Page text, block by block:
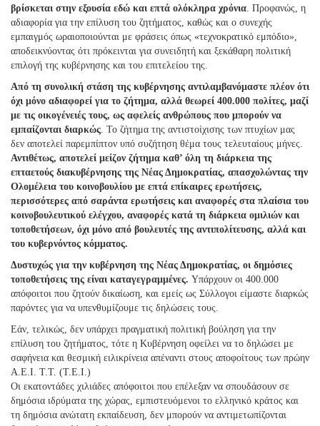
βρίσκεται στην εξουσία εδώ και επτά ολόκληρα χρόνια. Προφανώς, η
αδιαφορία για την επίλυση του ζητήματος, καθώς και ο συνεχής
εμπαιγμός ωραιοποιούνται με φράσεις όπως «τεχνοκρατικό εμπόδιο»,
αποδεικνύοντας ότι πρόκεινται για συνειδητή και ξεκάθαρη πολιτική
επιλογή της κυβέρνησης και του επιτελείου της.
Από τη συνολική στάση της κυβέρνησης αντιλαμβανόμαστε πλέον ότι
όχι μόνο αδιαφορεί για το ζήτημα, αλλά θεωρεί 400.000 πολίτες, μαζί
με τις οικογένειές τους, ως αφελείς ανθρώπους που μπορούν να
εμπαίζονται διαρκώς. Το ζήτημα της αντιστοίχισης των πτυχίων μας
δεν αποτελεί παρεμπίπτον υπό συζήτηση θέμα τους τελευταίους μήνες.
Αντιθέτως, αποτελεί μείζον ζήτημα καθ’ όλη τη διάρκεια της
επταετούς διακυβέρνησης της Νέας Δημοκρατίας, απασχολώντας την
Ολομέλεια του κοινοβουλίου με επτά επίκαιρες ερωτήσεις,
περισσότερες από σαράντα ερωτήσεις και αναφορές στα πλαίσια του
κοινοβουλευτικού ελέγχου, αναφορές κατά τη διάρκεια ομιλιών και
τοποθετήσεων, όχι μόνο από βουλευτές της αντιπολίτευσης, αλλά και
του κυβερνόντος κόμματος.
Δυστυχώς για την κυβέρνηση της Νέας Δημοκρατίας, οι δημόσιες
τοποθετήσεις της είναι καταγεγραμμένες. Υπάρχουν οι 400.000
απόφοιτοι που ζητούν δικαίωση, και εμείς ως Σύλλογοι είμαστε διαρκώς
παρόντες για να υπενθυμίζουμε τις δηλώσεις τους.
Εάν, τελικώς, δεν υπάρχει πραγματική πολιτική βούληση για την
επίλυση του ζητήματος, τότε η Κυβέρνηση οφείλει να το δηλώσει με
σαφήνεια και θεσμική ειλικρίνεια απέναντι στους αποφοίτους των πρώην
Α.Ε.Ι. Τ.Τ. (Τ.Ε.Ι.)
Οι εκατοντάδες χιλιάδες απόφοιτοι που επέλεξαν να σπουδάσουν σε
δημόσια ιδρύματα της χώρας, εμπιστευόμενοι το ελληνικό κράτος και
τη δημόσια ανώτατη εκπαίδευση, δεν μπορούν να αντιμετωπίζονται